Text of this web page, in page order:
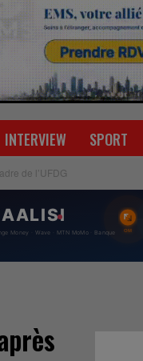
INTERVIEW SPORT
de l’UFDG